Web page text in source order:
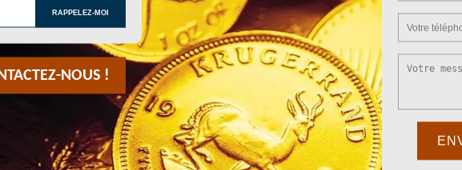
NOUS !